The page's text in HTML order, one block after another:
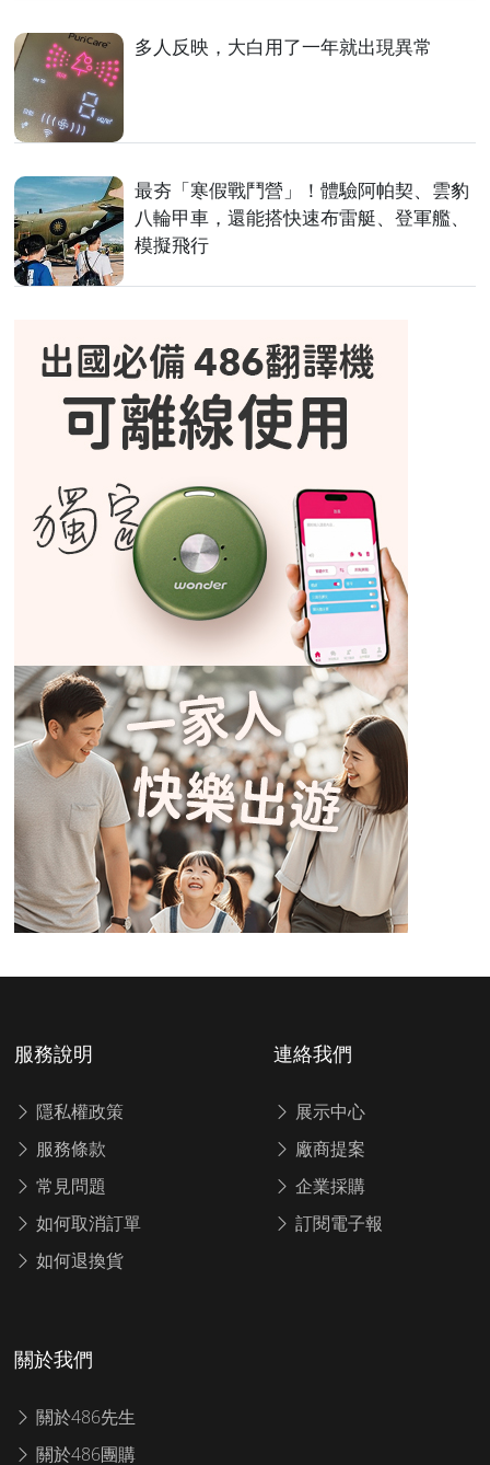
多人反映，大白用了一年就出現異常
最夯「寒假戰鬥營」！體驗阿帕契、雲豹
八輪甲車，還能搭快速布雷艇、登軍艦、
模擬飛行
服務說明
隱私權政策
服務條款
常見問題
如何取消訂單
如何退換貨
連絡我們
展示中心
廠商提案
企業採購
訂閱電子報
關於我們
關於486先生
關於486團購